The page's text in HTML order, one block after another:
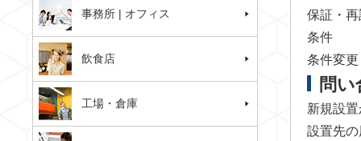
保証・再
条件
条件変更
問
新規設
設置先
事務所 | オフィス
飲食店
工場・倉庫